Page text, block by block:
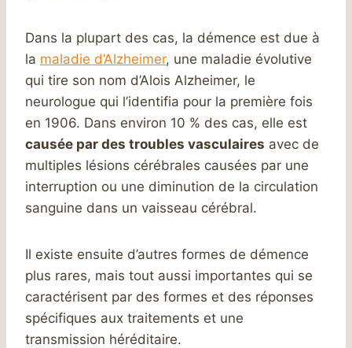
Dans la plupart des cas, la démence est due à
la maladie d’Alzheimer, une maladie évolutive
qui tire son nom d’Alois Alzheimer, le
neurologue qui l’identifia pour la première fois
en 1906. Dans environ 10 % des cas, elle est
causée par des troubles vasculaires avec de
multiples lésions cérébrales causées par une
interruption ou une diminution de la circulation
sanguine dans un vaisseau cérébral.
Il existe ensuite d’autres formes de démence
plus rares, mais tout aussi importantes qui se
caractérisent par des formes et des réponses
spécifiques aux traitements et une
transmission héréditaire.